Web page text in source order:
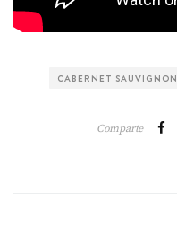
CABERNET SAUVIGNON
Comparte